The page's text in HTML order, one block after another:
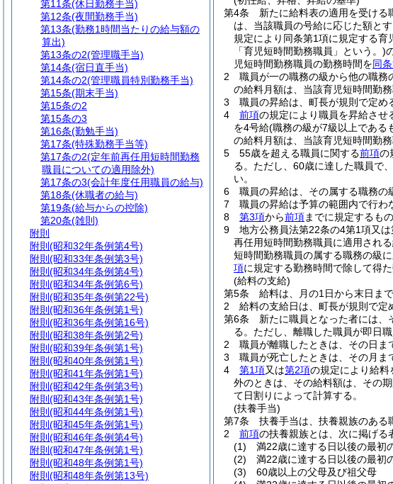
第4条
新たに給料表の適用を受け
は、当該職員の号給に応じた額とす
規定により同条第1項に規定する育
「育児短時間勤務職員」という。)
児短時間勤務職員の勤務時間を同
2
職員が一の職務の級から他の職
の給料月額は、当該育児短時間勤
3
職員の昇給は、町長が規則で定め
4
前項の規定により職員を昇給させ
を4号給(職務の級が7級以上である
の給料月額は、当該育児短時間勤
5
55歳を超える職員に関する前項の
る。 ただし、60歳に達した職員で
い。
6
職員の昇給は、その属する職務の
7
職員の昇給は予算の範囲内で行わ
8
第3項から前項までに規定するも
9
地方公務員法第22条の4第1項又
再任用短時間勤務職員に適用され
短時間勤務職員の属する職務の級に
項に規定する勤務時間で除して得
(給料の支給)
第5条
給料は、月の1日から末日ま
2
給料の支給日は、町長が規則で定
第6条
新たに職員となった者には
る。 ただし、離職した職員が即日
2
職員が離職したときは、その日ま
3
職員が死亡したときは、その月ま
4
第1項又は第2項の規定により給料
外のときは、その給料額は、その
て日割りによって計算する。
(扶養手当)
第7条
扶養手当は、扶養親族のある
2
前項の扶養親族とは、次に掲げる
(1)
満22歳に達する日以後の最初
(2)
満22歳に達する日以後の最初
(3)
60歳以上の父母及び祖父母
第11条(休日勤務手当)
第12条(夜間勤務手当)
第13条(勤務1時間当たりの給与額の
算出)
第13条の2(管理職手当)
第14条(宿日直手当)
第14条の2(管理職員特別勤務手当)
第15条(期末手当)
第15条の2
第15条の3
第16条(勤勉手当)
第17条(特殊勤務手当等)
第17条の2(定年前再任用短時間勤務
職員についての適用除外)
第17条の3(会計年度任用職員の給与)
第18条(休職者の給与)
第19条(給与からの控除)
第20条(雑則)
附則
附則 (昭和32年条例第4号)
附則 (昭和33年条例第3号)
附則 (昭和34年条例第4号)
附則 (昭和34年条例第6号)
附則 (昭和35年条例第22号)
附則 (昭和36年条例第1号)
附則 (昭和36年条例第16号)
附則 (昭和38年条例第2号)
附則 (昭和39年条例第1号)
附則 (昭和40年条例第1号)
附則 (昭和41年条例第1号)
附則 (昭和42年条例第3号)
附則 (昭和43年条例第1号)
附則 (昭和44年条例第1号)
附則 (昭和45年条例第1号)
附則 (昭和46年条例第4号)
附則 (昭和47年条例第1号)
附則 (昭和48年条例第1号)
附則 (昭和48年条例第13号)